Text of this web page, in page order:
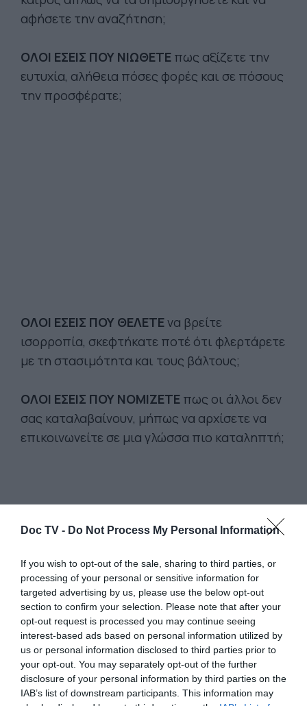
Doc TV - Do Not Process My Personal Information
If you wish to opt-out of the sale, sharing to third parties, or
processing of your personal or sensitive information for
targeted advertising by us, please use the below opt-out
section to confirm your selection. Please note that after your
opt-out request is processed you may continue seeing
interest-based ads based on personal information utilized by
us or personal information disclosed to third parties prior to
your opt-out. You may separately opt-out of the further
disclosure of your personal information by third parties on the
IAB’s list of downstream participants. This information may
αφήσετε την αναζήτηση;
ΟΛΟΙ ΕΣΕΙΣ ΠΟΥ ΝΙΩΘΕΤΕ πως αξίζετε την
ευτυχία, αλήθεια πόσες φορές και σε πόσους
την προσφέρατε;
ΟΛΟΙ ΕΣΕΙΣ ΠΟΥ ΘΕΛΕΤΕνα βρείτε
ισορροπία, σκεφτήκατε ποτέ ότι φλερτάρετε
με τη στασιμότητα και τους βάλτους;
ΟΛΟΙ ΕΣΕΙΣ ΠΟΥ ΝΟΜΙΖΕΤΕ πως οι άλλοι δεν
σας καταλαβαίνουν, μήπως να αρχίσετε να
επικοινωνείτε σε μια γλώσσα πιο καταληπτή;